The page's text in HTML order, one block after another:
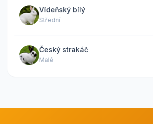
Vídeňský bílý
Střední
Český strakáč
Malé